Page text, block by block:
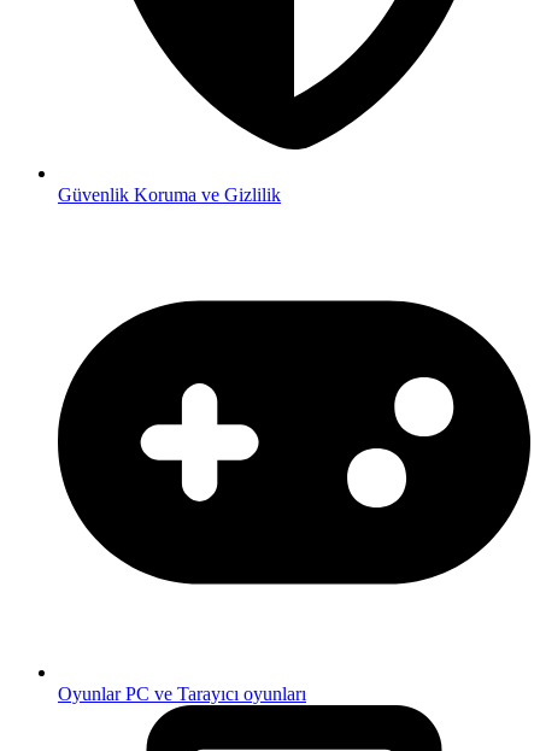
Güvenlik Koruma ve Gizlilik
OyunlarPC ve Tarayıcı oyunları